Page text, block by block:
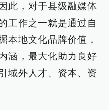
此，对于县级融媒体
工作之一就是通过自
本地文化品牌价值，
涵，最大化助力良好
域外人才、资本、资